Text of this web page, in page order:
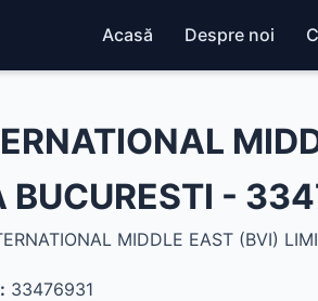
Acasă Despre noi
BUCURESTI -
MIDDLE EAST (BVI)
33476931